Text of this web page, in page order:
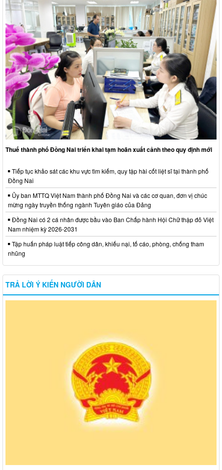
Thuế thành phố Đồng Nai triển khai tạm hoãn xuất cảnh theo quy định mới
Tiếp tục khảo sát các khu vực tìm kiếm, quy tập hài cốt liệt sĩ tại thành phố
Đồng Nai
Ủy ban MTTQ Việt Nam thành phố Đồng Nai và các cơ quan, đơn vị chúc
mừng ngày truyền thống ngành Tuyên giáo của Đảng
Đồng Nai có 2 cá nhân được bầu vào Ban Chấp hành Hội Chữ thập đỏ Việt
Nam nhiệm kỳ 2026-2031
Tập huấn pháp luật tiếp công dân, khiếu nại, tố cáo, phòng, chống tham
nhũng
TRẢ LỜI Ý KIẾN NGƯỜI DÂN